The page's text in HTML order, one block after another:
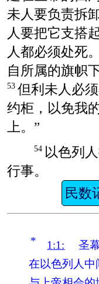
未人要负责拆
人要把它支搭
人都必须处死。
自所属的旗帜
53 但利未人必
约柜，以免我
上。”
54 以色列
行事。
民数
* 1:1: 圣
在以色列人中